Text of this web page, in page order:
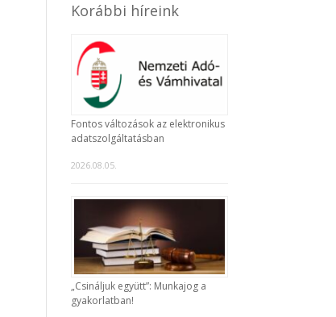
Korábbi híreink
Fontos változások az elektronikus
adatszolgáltatásban
2026.08.05.
„Csináljuk együtt”: Munkajog a
gyakorlatban!